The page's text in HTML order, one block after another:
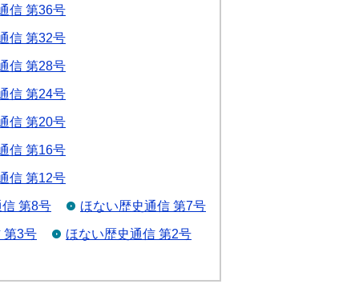
信 第36号
信 第32号
信 第28号
信 第24号
信 第20号
信 第16号
信 第12号
第8号 ほない歴史通信 第7号
第3号 ほない歴史通信 第2号